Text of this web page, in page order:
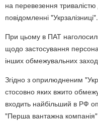
на перевезення
повідомленні "Укрзалізниці".
При цьому в ПАТ
щодо застосування
інших обмежувальних
Згідно з оприлюдненим
стосовно яких вжито
входить найбільший в РФ
"Перша вантажна компанія"